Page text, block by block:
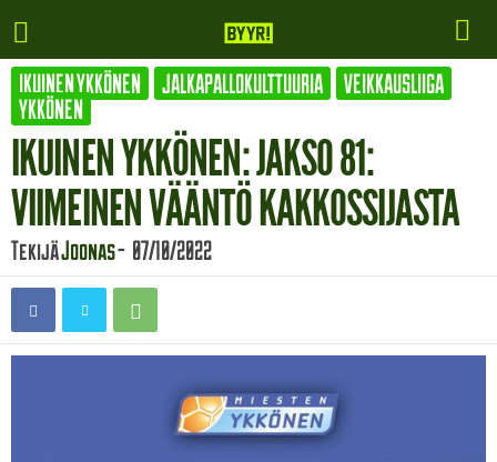
IKUINEN YKKÖNEN JALKAPALLOKULTTUURIA
VEIKKAUSLIIGA
YKKÖNEN
IKUINEN YKKÖNEN: JAKSO 81:
VIIMEINEN VÄÄNTÖ KAKKOSSIJASTA
TekijäJoonas- 07/10/2022